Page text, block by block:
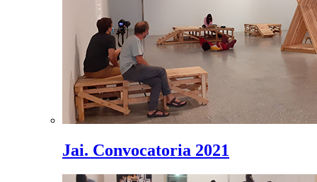
Jai. Convocatoria 2021